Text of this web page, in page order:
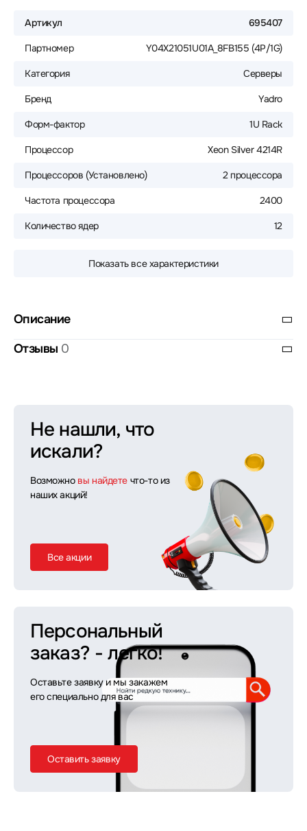
Артикул 695407
Партномер Y04X21051U01A_8FB155 (4P/1G)
Категория Серверы
Бренд Yadro
Форм-фактор 1U Rack
Процессор Xeon Silver 4214R
Процессоров (Установлено) 2 процессора
Частота процессора 2400
Количество ядер 12
Показать все характеристики
Описание
Отзывы 0
Не нашли, что
искали?
Возможно вы найдете что-то из
наших акций!
Все акции
Персональный
заказ? - легко!
Оставьте заявку и мы закажем
его специально для вас
Оставить заявку